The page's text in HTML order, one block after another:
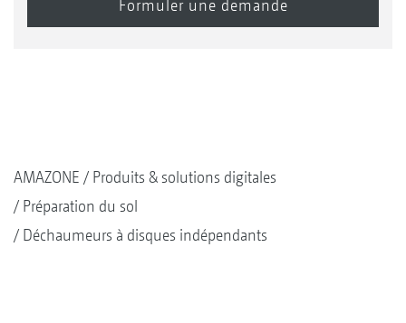
AMAZONE
Produits & solutions digitales
Préparation du sol
Déchaumeurs à disques indépendants